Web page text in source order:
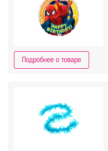
Подробнее о товаре